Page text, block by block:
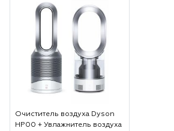
Очиститель воздуха Dyson
HP00 + Увлажнитель воздуха